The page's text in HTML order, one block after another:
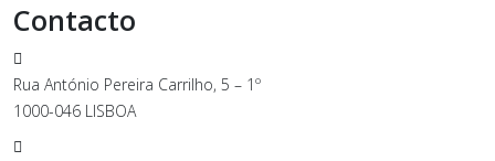
Contacto
Rua António Pereira Carrilho, 5 – 1º
1000-046 LISBOA